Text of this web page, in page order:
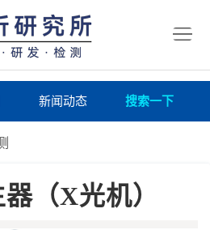
新闻动态 搜索一下
（X光机）